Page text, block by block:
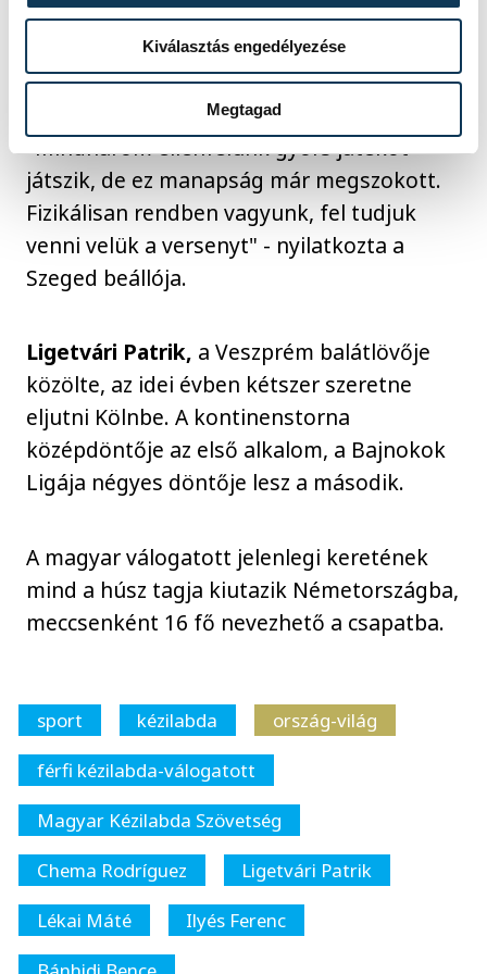
Kiválasztás engedélyezése
Megtagad
következő feladatra összpontosít, ami
jelenleg az Európa-bajnokság, tehát most
csak azon van a hangsúly.
"Mindhárom ellenfelünk gyors játékot
játszik, de ez manapság már megszokott.
Fizikálisan rendben vagyunk, fel tudjuk
venni velük a versenyt" - nyilatkozta a
Szeged beállója.
Ligetvári Patrik, a Veszprém balátlövője
közölte, az idei évben kétszer szeretne
eljutni Kölnbe. A kontinenstorna
középdöntője az első alkalom, a Bajnokok
Ligája négyes döntője lesz a második.
A magyar válogatott jelenlegi keretének
mind a húsz tagja kiutazik Németországba,
meccsenként 16 fő nevezhető a csapatba.
sport kézilabda
ország-világ
férfi kézilabda-válogatott
Magyar Kézilabda Szövetség
Chema Rodríguez
Ligetvári Patrik
Lékai Máté
Ilyés Ferenc